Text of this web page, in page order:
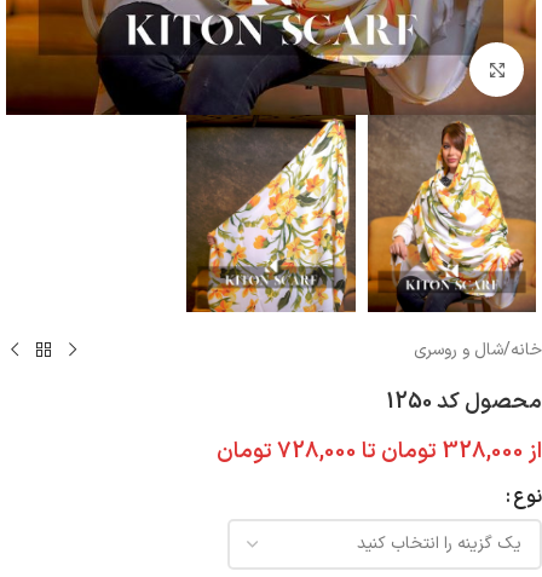
بزرگنمایی تصویر
خانه/شال و روسری
محصول کد 1250
از 328,000 تومان تا 728,000تومان
نوع